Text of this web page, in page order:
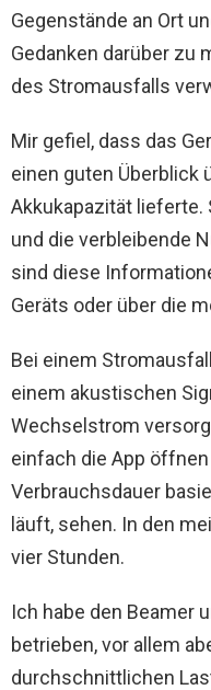
Gegenstände an Ort
Gedanken darüber zu
des Stromausfalls
Mir gefiel, dass das
einen guten Überblick
Akkukapazität lieferte.
und die verbleibende
sind diese
Geräts oder über die
Bei einem
einem akustischen
Wechselstrom
einfach die App
Verbrauchsdauer
läuft, sehen. In den
vier Stunden.
Ich habe den Beamer
betrieben, vor allem
durchschnittlichen